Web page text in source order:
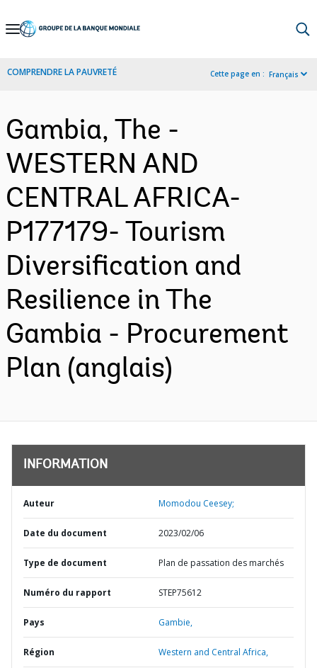
Skip
Navigation
COMPRENDRE LA PAUVRETÉ Cette page en : Français
Gambia, The -
WESTERN AND
CENTRAL AFRICA-
P177179- Tourism
Diversification and
Resilience in The
Gambia - Procurement
Plan (anglais)
INFORMATION
Auteur Momodou Ceesey;
Date du document 2023/02/06
Type de document Plan de passation des marchés
Numéro du rapport STEP75612
Pays Gambie,
Région Western and Central Africa,